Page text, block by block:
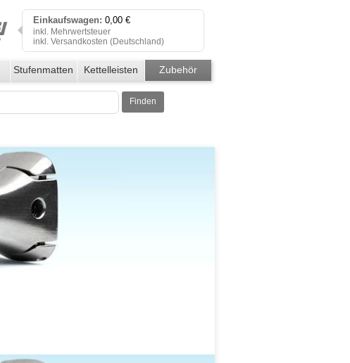
Einkaufswagen: 0,00 €
inkl. Mehrwertsteuer
inkl. Versandkosten (Deutschland)
Einkaufswagen anzeigen
Zur Kasse
Klicken Sie auf "Kaufen", um Ihre
Stufenmatten Kettelleisten Zubehör
Finden